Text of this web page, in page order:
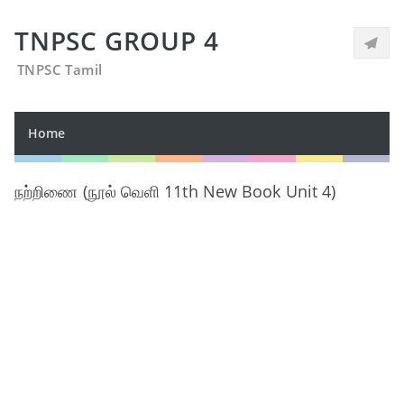
TNPSC GROUP 4
TNPSC Tamil
Home
நற்றிணை (நூல் வெளி 11th New Book Unit 4)